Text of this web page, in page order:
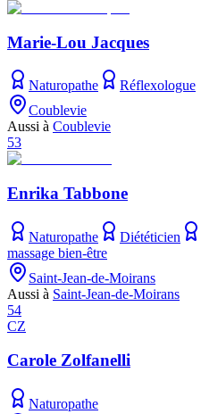
Marie-Lou Jacques
Naturopathe
Réflexologue
Coublevie
Aussi à Coublevie
53
Enrika Tabbone
Naturopathe Diététicien
massage bien-être
Saint-Jean-de-Moirans
Aussi à Saint-Jean-de-Moirans
54
CZ
Carole Zolfanelli
Naturopathe